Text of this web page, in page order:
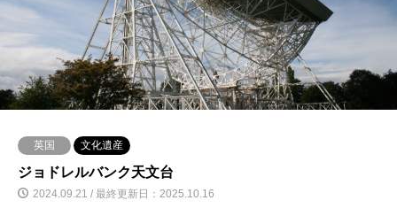
英国 文化遺産
ジョドレルバンク天文台
2024.09.21 / 最終更新日：2025.10.16